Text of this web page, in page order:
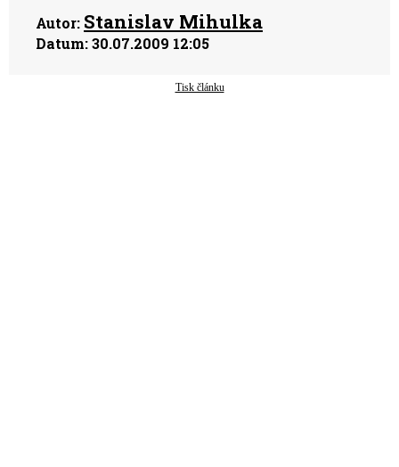
Autor: Stanislav Mihulka
Datum:30.07.2009 12:05
Tisk článku